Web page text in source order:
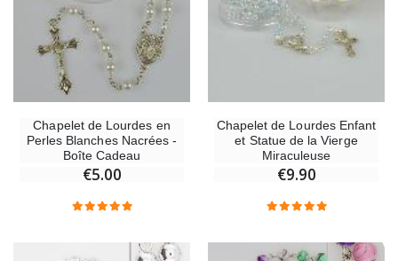
Chapelet de Lourdes en
Perles Blanches Nacrées -
Boîte Cadeau
€5.00
Chapelet de Lourdes Enfant
et Statue de la Vierge
Miraculeuse
€9.90